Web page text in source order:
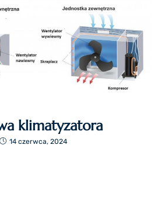
klimatyzatora
14 czerwca, 2024